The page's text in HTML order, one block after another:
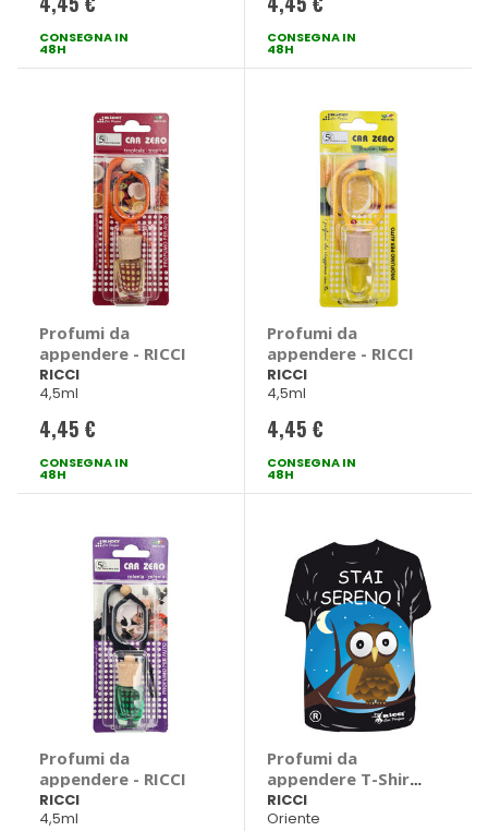
CONSEGNA IN
48H
CONSEGNA IN
48H
Profumi da
appendere - RICCI
RICCI
4,5ml
4,45 €
CONSEGNA IN
48H
Profumi da
appendere - RICCI
RICCI
4,5ml
4,45 €
CONSEGNA IN
48H
Profumi da
appendere - RICCI
RICCI
4,5ml
Profumi da
appendere T-Shirt
- RICCI
RICCI
Oriente